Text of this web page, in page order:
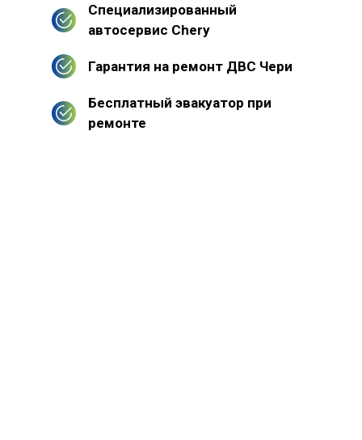
Специализированный
автосервис Chery
Гарантия на ремонт ДВС Чери
Бесплатный эвакуатор при
ремонте